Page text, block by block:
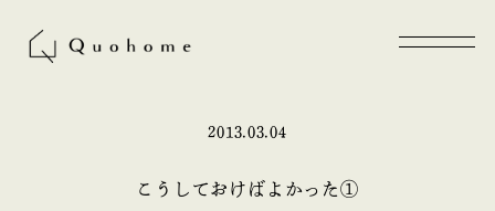
2013.03.04
こうしておけばよかった①